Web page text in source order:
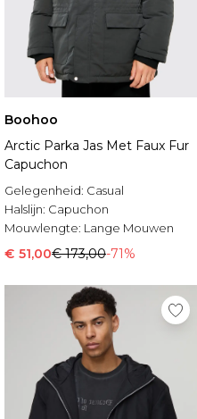
Boohoo
Arctic Parka Jas Met Faux Fur
Capuchon
Gelegenheid: Casual
Halslijn: Capuchon
Mouwlengte: Lange Mouwen
€ 51,00€ 173,00-71%